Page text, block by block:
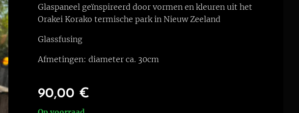
Glaspaneel geïnspireerd door vormen en kleuren uit het
Orakei Korako termische park in Nieuw Zeeland
Glassfusing
Afmetingen: diameter ca. 30cm
90,00 €